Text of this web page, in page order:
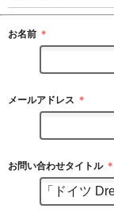
お名前 ＊
メールアドレス ＊
お問い合わせタイトル ＊